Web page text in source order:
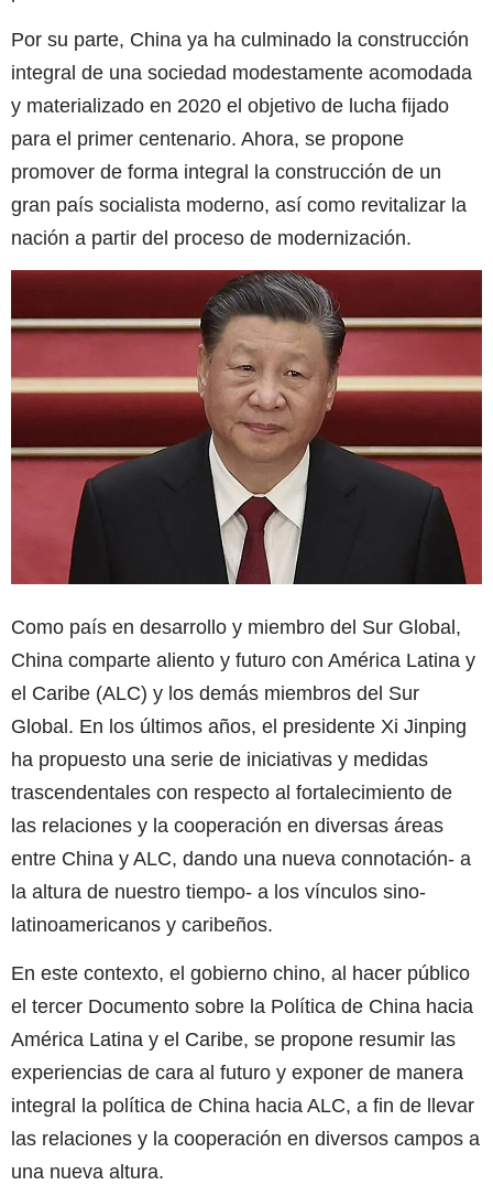
Por su parte, China ya ha culminado la construcción
integral de una sociedad modestamente acomodada
y materializado en 2020 el objetivo de lucha fijado
para el primer centenario. Ahora, se propone
promover de forma integral la construcción de un
gran país socialista moderno, así como revitalizar la
nación a partir del proceso de modernización.
Como país en desarrollo y miembro del Sur Global,
China comparte aliento y futuro con América Latina y
el Caribe (ALC) y los demás miembros del Sur
Global. En los últimos años, el presidente Xi Jinping
ha propuesto una serie de iniciativas y medidas
trascendentales con respecto al fortalecimiento de
las relaciones y la cooperación en diversas áreas
entre China y ALC, dando una nueva connotación- a
la altura de nuestro tiempo- a los vínculos sino-
latinoamericanos y caribeños.
En este contexto, el gobierno chino, al hacer público
el tercer Documento sobre la Política de China hacia
América Latina y el Caribe, se propone resumir las
experiencias de cara al futuro y exponer de manera
integral la política de China hacia ALC, a fin de llevar
las relaciones y la cooperación en diversos campos a
una nueva altura.